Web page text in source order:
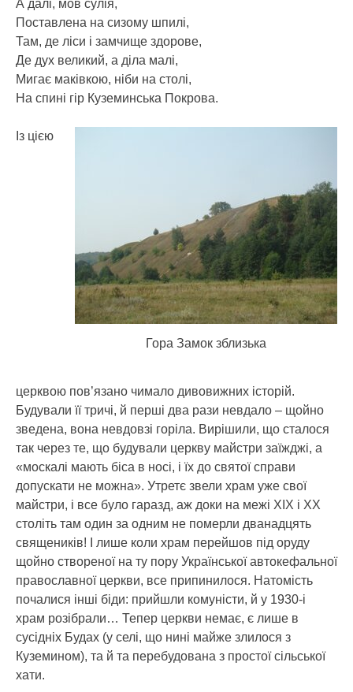
А далі, мов сулія,
Поставлена на сизому шпилі,
Там, де ліси і замчище здорове,
Де дух великий, а діла малі,
Мигає маківкою, ніби на столі,
На спині гір Куземинська Покрова.
Гора Замок зблизька
Із цією
церквою пов’язано чимало дивовижних історій.
Будували її тричі, й перші два рази невдало – щойно
зведена, вона невдовзі горіла. Вирішили, що сталося
так через те, що будували церкву майстри заїжджі, а
«москалі мають біса в носі, і їх до святої справи
допускати не можна». Утретє звели храм уже свої
майстри, і все було гаразд, аж доки на межі XIX і ХХ
століть там один за одним не померли дванадцять
священиків! І лише коли храм перейшов під оруду
щойно створеної на ту пору Української автокефальної
православної церкви, все припинилося. Натомість
почалися інші біди: прийшли комуністи, й у 1930-і
храм розібрали… Тепер церкви немає, є лише в
сусідніх Будах (у селі, що нині майже злилося з
Куземином), та й та перебудована з простої сільської
хати.